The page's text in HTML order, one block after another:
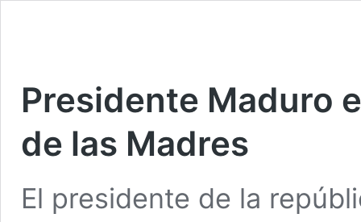
Presidente Maduro
de las Madres
El presidente de la